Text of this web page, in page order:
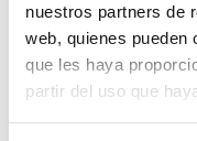
nuestros partners de
web, quienes pueden
que les haya
partir del uso que
del relleno de
valorar la
extracción.
EnZenit